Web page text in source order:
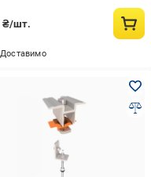
₴/шт.
Доставимо